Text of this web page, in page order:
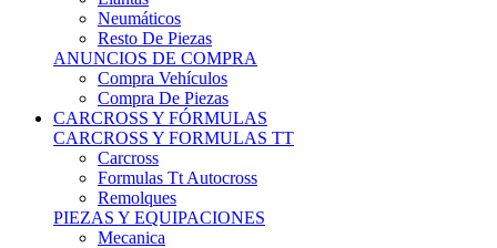
Neumáticos
Resto De Piezas
ANUNCIOS DE COMPRA
Compra Vehículos
Compra De Piezas
CARCROSS Y FÓRMULAS
CARCROSS Y FORMULAS TT
Carcross
Formulas Tt Autocross
Remolques
PIEZAS Y EQUIPACIONES
Mecanica